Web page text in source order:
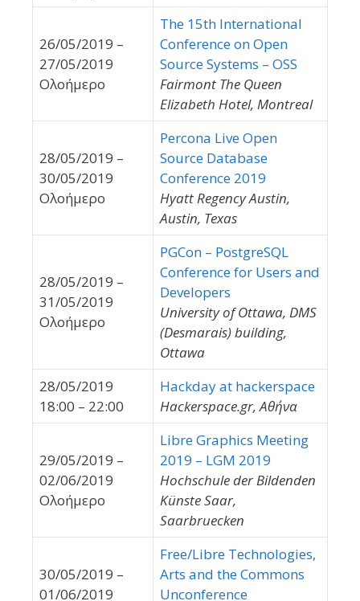
26/05/2019 –
27/05/2019
Ολοήμερο
The 15th International
Conference on Open
Source Systems – OSS
Fairmont The Queen
Elizabeth Hotel, Montreal
28/05/2019 –
30/05/2019
Ολοήμερο
Percona Live Open
Source Database
Conference 2019
Hyatt Regency Austin,
Austin, Texas
28/05/2019 –
31/05/2019
Ολοήμερο
PGCon – PostgreSQL
Conference for Users and
Developers
University of Ottawa, DMS
(Desmarais) building,
Ottawa
28/05/2019
18:00 – 22:00
Hackday at hackerspace
Hackerspace.gr, Αθήνα
29/05/2019 –
02/06/2019
Ολοήμερο
Libre Graphics Meeting
2019 – LGM 2019
Hochschule der Bildenden
Künste Saar,
Saarbruecken
30/05/2019 –
01/06/2019
Free/Libre Technologies,
Arts and the Commons
Unconference